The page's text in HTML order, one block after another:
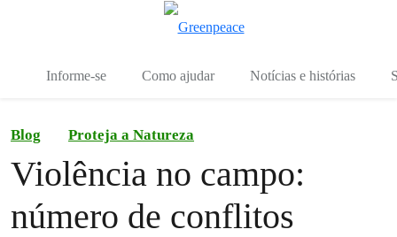
Informe-se Como ajudar Notícias e histórias
Blog Proteja a Natureza
Violência no campo:
número de conflitos